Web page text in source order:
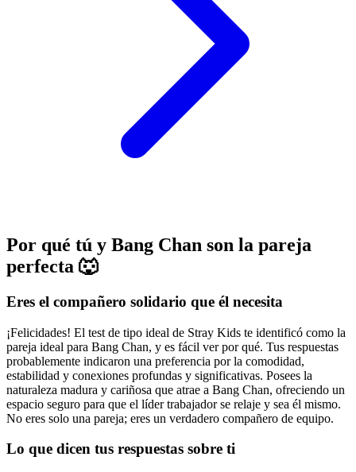
Por qué tú y Bang Chan son la pareja
perfecta 🐺
Eres el compañero solidario que él necesita
¡Felicidades! El test de tipo ideal de Stray Kids te identificó como la
pareja ideal para Bang Chan, y es fácil ver por qué. Tus respuestas
probablemente indicaron una preferencia por la comodidad,
estabilidad y conexiones profundas y significativas. Posees la
naturaleza madura y cariñosa que atrae a Bang Chan, ofreciendo un
espacio seguro para que el líder trabajador se relaje y sea él mismo.
No eres solo una pareja; eres un verdadero compañero de equipo.
Lo que dicen tus respuestas sobre ti